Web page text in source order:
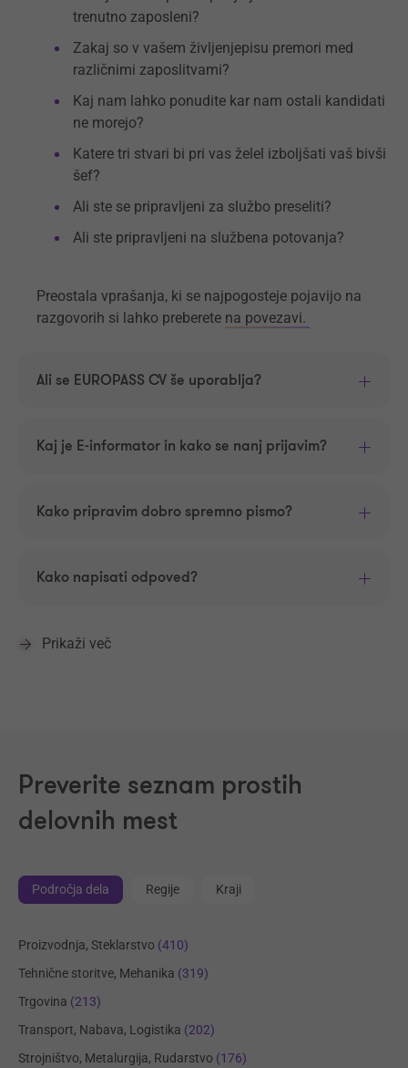
trenutno zaposleni?
Zakaj so v vašem življenjepisu premori med
različnimi zaposlitvami?
Kaj nam lahko ponudite kar nam ostali kandidati
ne morejo?
Katere tri stvari bi pri vas želel izboljšati vaš bivši
šef?
Ali ste se pripravljeni za službo preseliti?
Ali ste pripravljeni na službena potovanja?
Preostala vprašanja, ki se najpogosteje pojavijo na
razgovorih si lahko preberete na povezavi.
Ali se EUROPASS CV še uporablja?
Kaj je E-informator in kako se nanj prijavim?
Kako pripravim dobro spremno pismo?
Kako napisati odpoved?
Prikaži več
Preverite seznam prostih
delovnih mest
Področja dela Regije Kraji
Proizvodnja, Steklarstvo (410)
Tehnične storitve, Mehanika (319)
Trgovina (213)
Transport, Nabava, Logistika (202)
Strojništvo, Metalurgija, Rudarstvo (176)